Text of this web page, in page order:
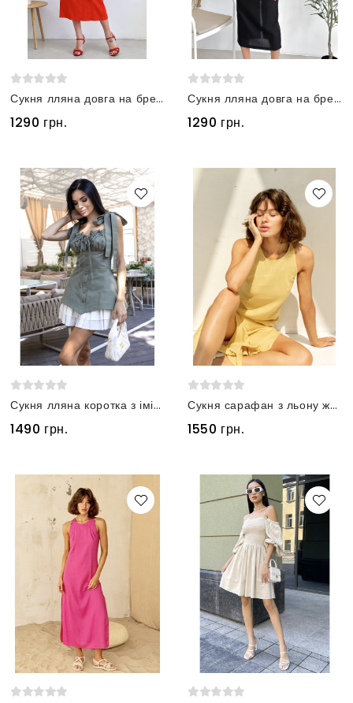
Сукня лляна довга на бретелях помаранчева
1290 грн.
Сукня лляна довга на бретелях чорна
1290 грн.
Сукня лляна коротка з імітацією спідниці оливкова
1490 грн.
Сукня сарафан з льону жовта
1550 грн.